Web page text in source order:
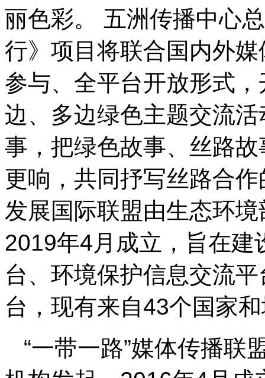
丽色彩。 五洲传播中心
行》项目将联合国内外
参与、全平台开放形式
边、多边绿色主题交流
事，把绿色故事、丝路
更响，共同抒写丝路合作
发展国际联盟由生态环
2019年4月成立，旨在建
台、环境保护信息交流
台，现有来自43个国家
“一带一路”媒体传播联